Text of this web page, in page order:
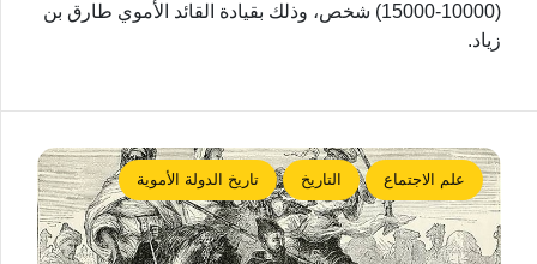
(10000-15000) شخص، وذلك بقيادة القائد الأموي طارق بن
زياد.
علم الاجتماع التاريخ تاريخ الدولة الأموية